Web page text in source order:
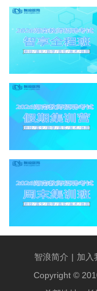
智浪简介 | 加入
Copyright ©